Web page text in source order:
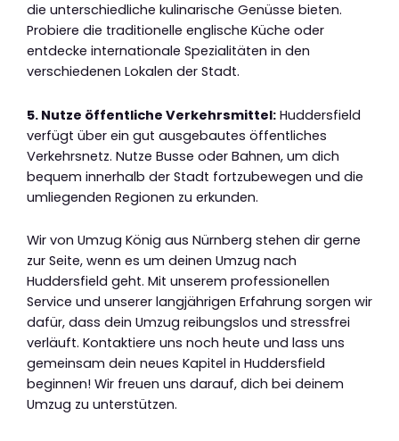
die unterschiedliche kulinarische Genüsse bieten.
Probiere die traditionelle englische Küche oder
entdecke internationale Spezialitäten in den
verschiedenen Lokalen der Stadt.
5. Nutze öffentliche Verkehrsmittel: Huddersfield
verfügt über ein gut ausgebautes öffentliches
Verkehrsnetz. Nutze Busse oder Bahnen, um dich
bequem innerhalb der Stadt fortzubewegen und die
umliegenden Regionen zu erkunden.
Wir von Umzug König aus Nürnberg stehen dir gerne
zur Seite, wenn es um deinen Umzug nach
Huddersfield geht. Mit unserem professionellen
Service und unserer langjährigen Erfahrung sorgen wir
dafür, dass dein Umzug reibungslos und stressfrei
verläuft. Kontaktiere uns noch heute und lass uns
gemeinsam dein neues Kapitel in Huddersfield
beginnen! Wir freuen uns darauf, dich bei deinem
Umzug zu unterstützen.